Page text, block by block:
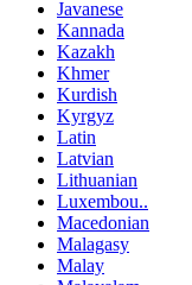
Javanese
Kannada
Kazakh
Khmer
Kurdish
Kyrgyz
Latin
Latvian
Lithuanian
Luxembou..
Macedonian
Malagasy
Malay